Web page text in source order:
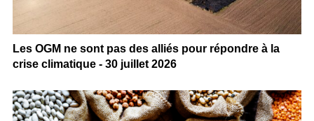
Les OGM ne sont pas des alliés pour répondre à la
crise climatique - 30 juillet 2026